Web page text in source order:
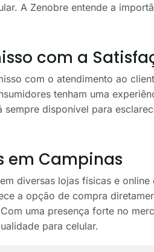
A Zenobre entende a
com a
com o atendimento ao
tenham uma
disponível para
em Campinas
diversas lojas físicas e online
a opção de compra
uma presença forte no
para celular.